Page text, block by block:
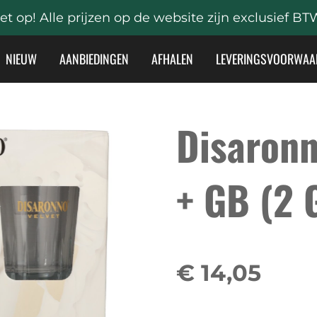
op! Alle prijzen op de website zijn exclusief
NIEUW AANBIEDINGEN AFHALEN
+ GB (2
€ 14,05